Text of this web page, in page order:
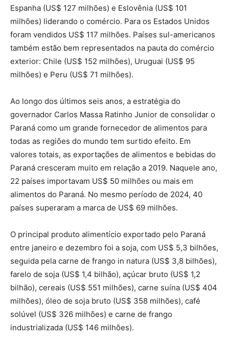
Espanha (US$ 127 milhões) e Eslovênia (US$ 101
milhões) liderando o comércio. Para os Estados Unidos
foram vendidos US$ 117 milhões. Países sul-americanos
também estão bem representados na pauta do comércio
exterior: Chile (US$ 152 milhões), Uruguai (US$ 95
milhões) e Peru (US$ 71 milhões).
Ao longo dos últimos seis anos, a estratégia do
governador Carlos Massa Ratinho Junior de consolidar o
Paraná como um grande fornecedor de alimentos para
todas as regiões do mundo tem surtido efeito. Em
valores totais, as exportações de alimentos e bebidas do
Paraná cresceram muito em relação a 2019. Naquele ano,
22 países importavam US$ 50 milhões ou mais em
alimentos do Paraná. No mesmo período de 2024, 40
países superaram a marca de US$ 69 milhões.
O principal produto alimentício exportado pelo Paraná
entre janeiro e dezembro foi a soja, com US$ 5,3 bilhões,
seguida pela carne de frango in natura (US$ 3,8 bilhões),
farelo de soja (US$ 1,4 bilhão), açúcar bruto (US$ 1,2
bilhão), cereais (US$ 551 milhões), carne suína (US$ 404
milhões), óleo de soja bruto (US$ 358 milhões), café
solúvel (US$ 326 milhões) e carne de frango
industrializada (US$ 146 milhões).